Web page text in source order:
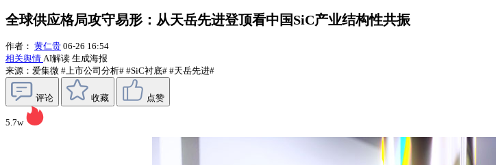
全球供应格局攻守易形：从天岳先进登顶看中国SiC产业结构性共振
作者： 黄仁贵 06-26 16:54
相关舆情 AI解读 生成海报
来源：爱集微 #上市公司分析# #SiC衬底# #天岳先进#
评论 收藏 点赞
5.7w